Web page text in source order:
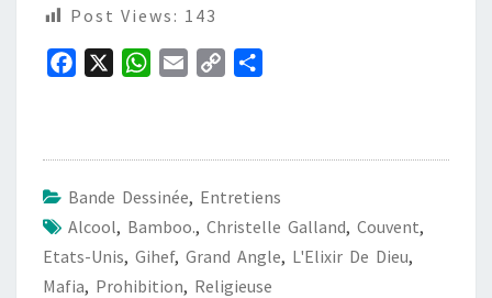
Post Views: 143
o
o
k
W
A
p
p
i
n
k
g
e
r
Bande Dessinée, Entretiens
Alcool, Bamboo., Christelle Galland, Couvent,
Etats-Unis, Gihef, Grand Angle, L'Elixir De Dieu,
Mafia, Prohibition, Religieuse